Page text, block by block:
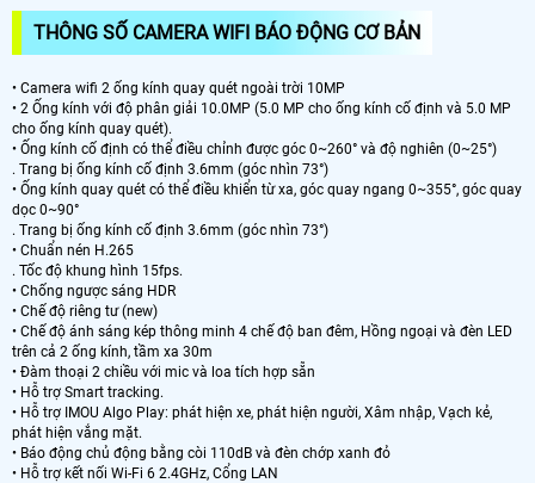
THÔNG SỐ CAMERA WIFI BÁO ĐỘNG CƠ BẢN
• Camera wifi 2 ống kính quay quét ngoài trời 10MP
• 2 Ống kính với độ phân giải 10.0MP (5.0 MP cho ống kính cố định và 5.0 MP
cho ống kính quay quét).
• Ống kính cố định có thể điều chỉnh được góc 0~260° và độ nghiên (0~25°)
. Trang bị ống kính cố định 3.6mm (góc nhìn 73°)
• Ống kính quay quét có thể điều khiển từ xa, góc quay ngang 0~355°, góc quay
dọc 0~90°
. Trang bị ống kính cố định 3.6mm (góc nhìn 73°)
• Chuẩn nén H.265
. Tốc độ khung hình 15fps.
• Chống ngược sáng HDR
• Chế độ riêng tư (new)
• Chế độ ánh sáng kép thông minh 4 chế độ ban đêm, Hồng ngoại và đèn LED
trên cả 2 ống kính, tầm xa 30m
• Đàm thoại 2 chiều với mic và loa tích hợp sẵn
• Hỗ trợ Smart tracking.
• Hỗ trợ IMOU Algo Play: phát hiện xe, phát hiện người, Xâm nhập, Vạch kẻ,
phát hiện vắng mặt.
• Báo động chủ động bằng còi 110dB và đèn chớp xanh đỏ
• Hỗ trợ kết nối Wi-Fi 6 2.4GHz, Cổng LAN